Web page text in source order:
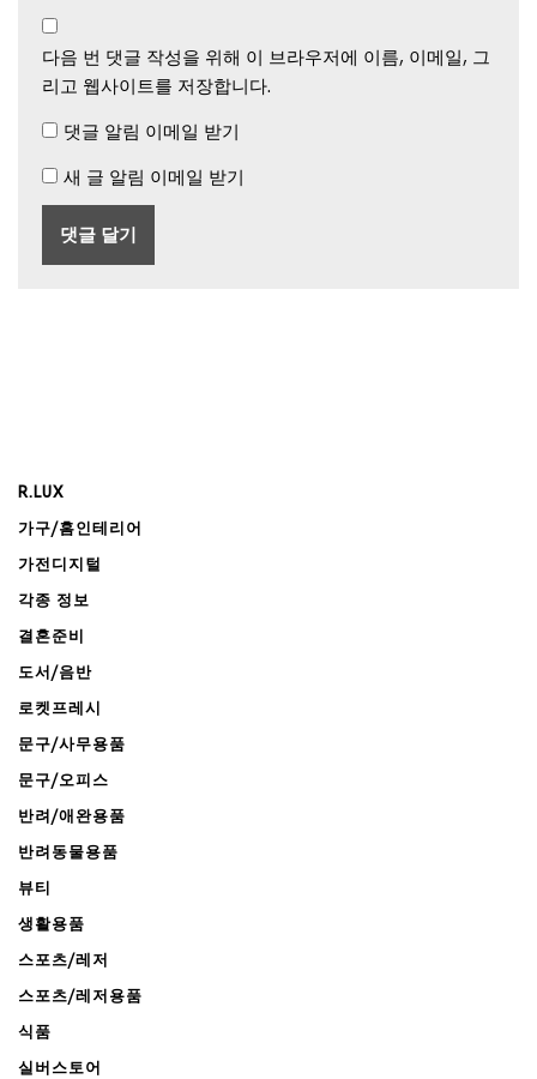
다음 번 댓글 작성을 위해 이 브라우저에 이름, 이메일, 그
리고 웹사이트를 저장합니다.
댓글 알림 이메일 받기
새 글 알림 이메일 받기
R.LUX
가구/홈인테리어
가전디지털
각종 정보
결혼준비
도서/음반
로켓프레시
문구/사무용품
문구/오피스
반려/애완용품
반려동물용품
뷰티
생활용품
스포츠/레저
스포츠/레저용품
식품
실버스토어